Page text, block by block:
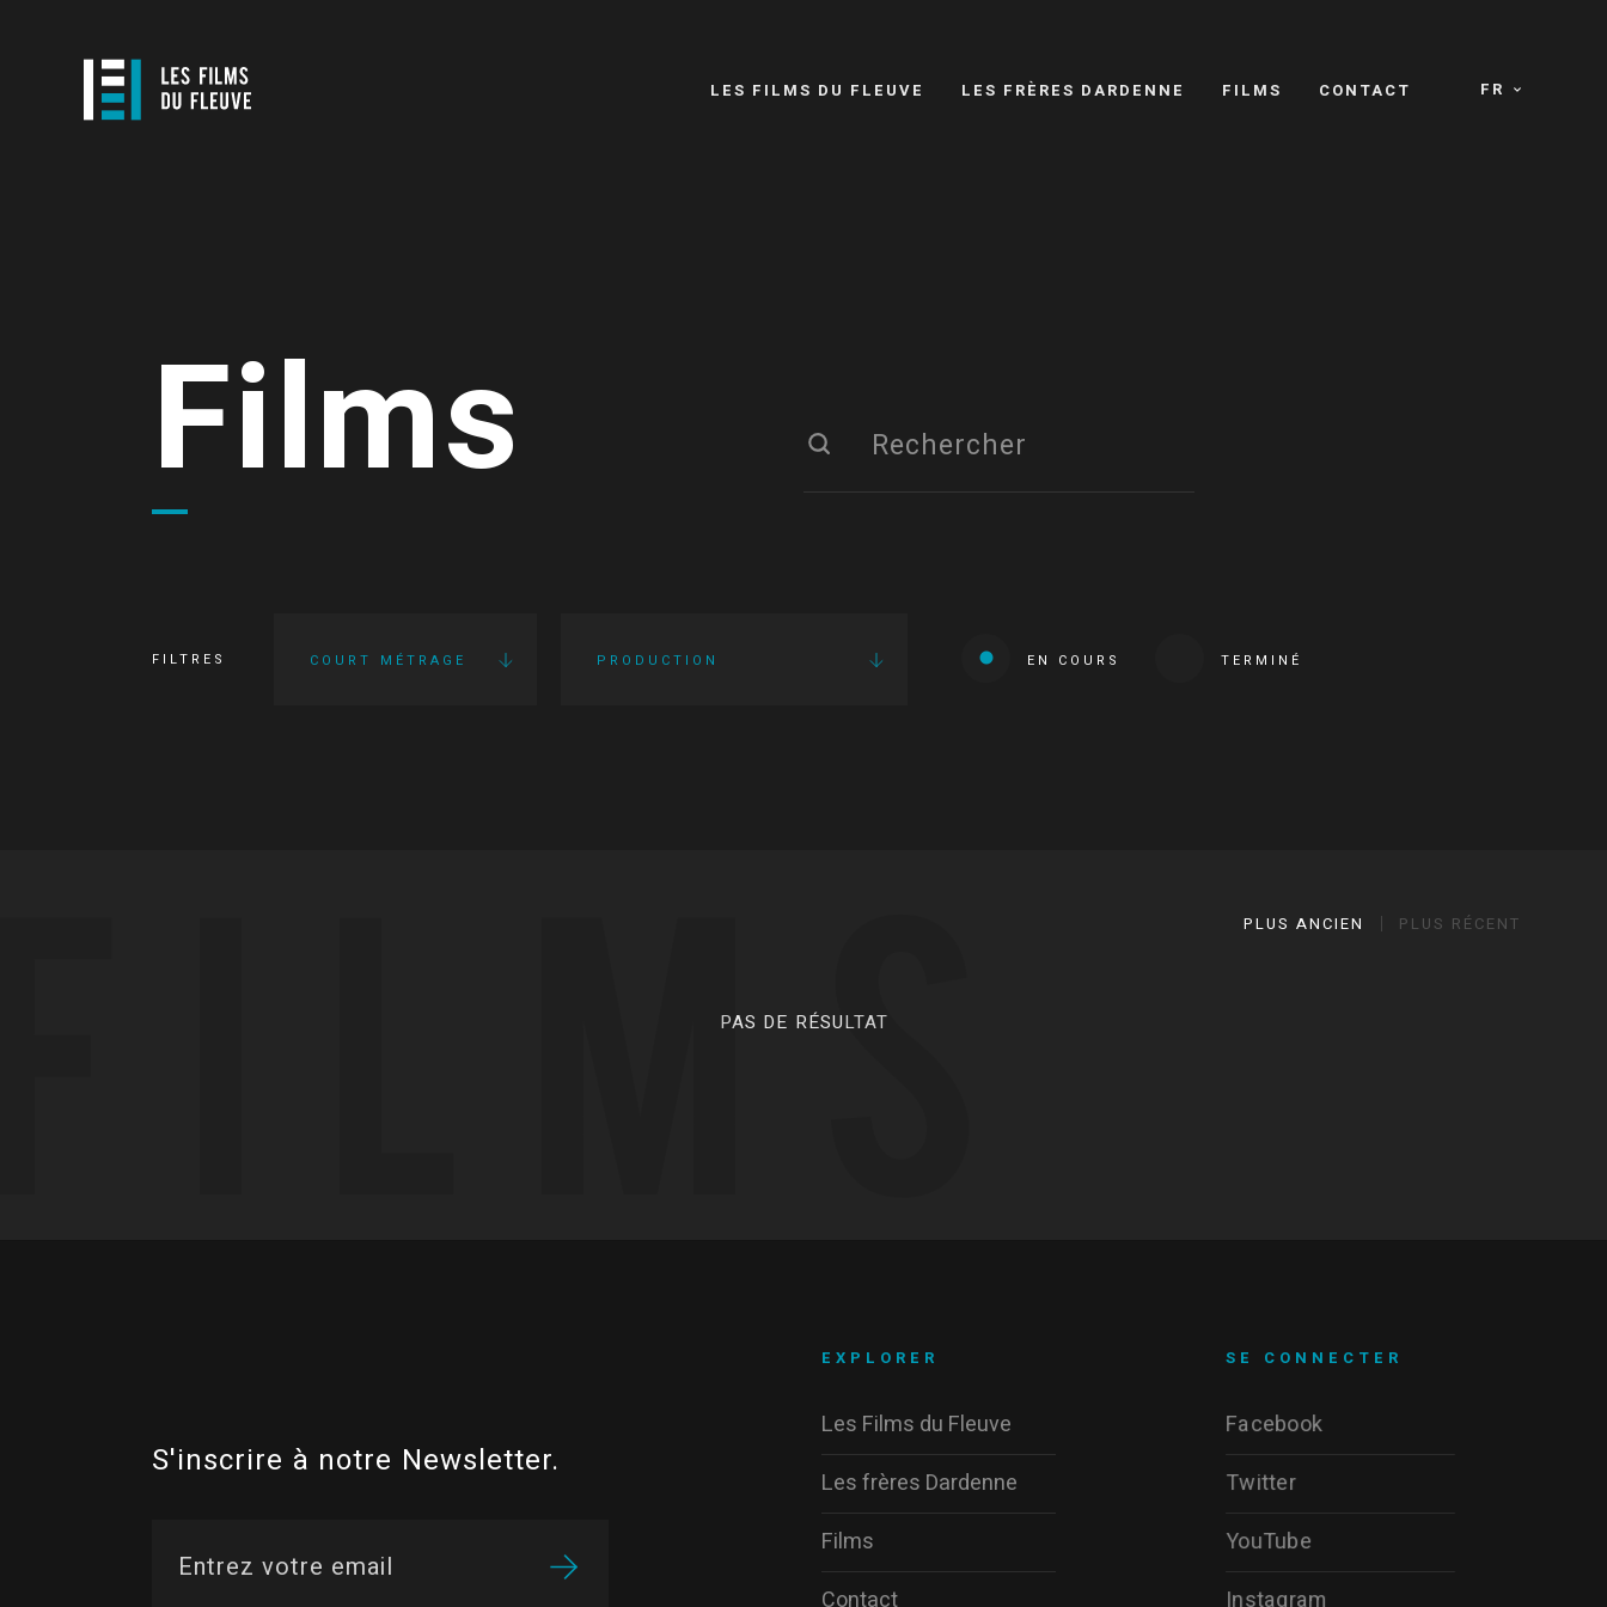
FR
LES FILMS DU FLEUVE LES FRÈRES DARDENNE FILMS CONTACT
Films
FILTRES COURT MÉTRAGE PRODUCTION EN COURS TERMINÉ
PLUS ANCIEN PLUS RÉCENT
PAS DE RÉSULTAT
S'inscrire à notre Newsletter.
SE CONNECTER
Facebook
Twitter
YouTube
Instagram
EXPLORER
Les Films du Fleuve
Les frères Dardenne
Films
Contact